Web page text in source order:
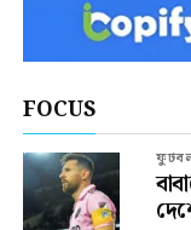
FOCUS